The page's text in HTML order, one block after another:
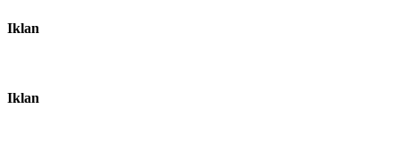
Iklan
Iklan